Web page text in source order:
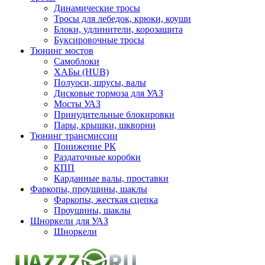
Динамические тросы
Тросы для лебедок, крюки, коуши
Блоки, удлинители, корозащита
Буксировочные тросы
Тюнинг мостов
Самоблоки
ХАБы (HUB)
Полуоси, шрусы, валы
Дисковые тормоза для УАЗ
Мосты УАЗ
Принудительные блокировки
Пары, крышки, шкворни
Тюнинг трансмиссии
Понижение РК
Раздаточные коробки
КПП
Карданные валы, проставки
Фаркопы, проушины, шаклы
Фаркопы, жесткая сцепка
Проушины, шаклы
Шноркели для УАЗ
Шноркели